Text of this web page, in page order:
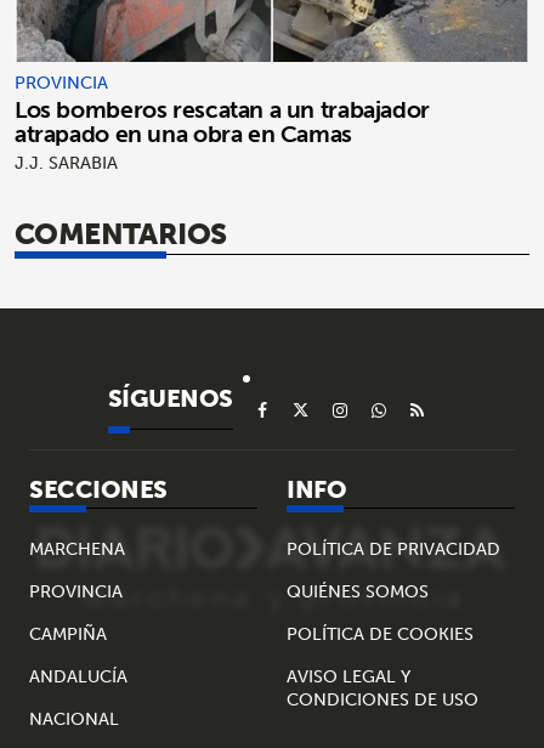
PROVINCIA
Los bomberos rescatan a un trabajador
atrapado en una obra en Camas
J.J. SARABIA
COMENTARIOS
SÍGUENOS
SECCIONES
MARCHENA
PROVINCIA
CAMPIÑA
ANDALUCÍA
NACIONAL
INFO
POLÍTICA DE PRIVACIDAD
QUIÉNES SOMOS
POLÍTICA DE COOKIES
AVISO LEGAL Y
CONDICIONES DE USO